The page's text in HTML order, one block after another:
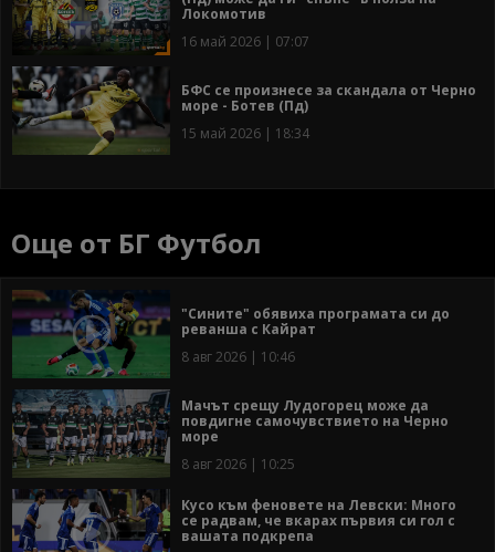
Локомотив
16 май 2026 | 07:07
БФС се произнесе за скандала от Черно
море - Ботев (Пд)
15 май 2026 | 18:34
Още от БГ Футбол
"Сините" обявиха програмата си до
реванша с Кайрат
8 авг 2026 | 10:46
Мачът срещу Лудогорец може да
повдигне самочувствието на Черно
море
8 авг 2026 | 10:25
Кусо към феновете на Левски: Много
се радвам, че вкарах първия си гол с
вашата подкрепа